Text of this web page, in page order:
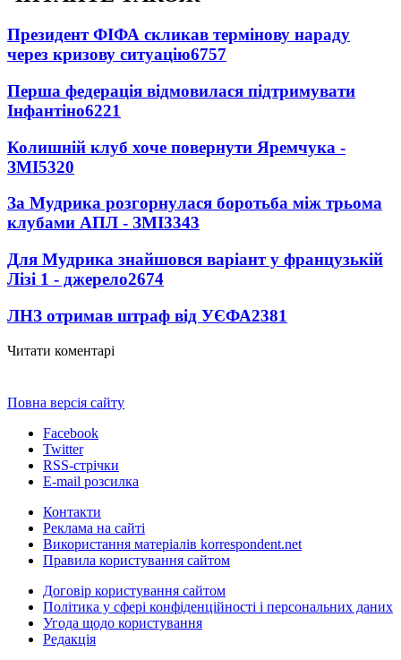
Президент ФІФА скликав термінову нараду
через кризову ситуацію6757
Перша федерація відмовилася підтримувати
Інфантіно6221
Колишній клуб хоче повернути Яремчука -
ЗМІ5320
За Мудрика розгорнулася боротьба між трьома
клубами АПЛ - ЗМІ3343
Для Мудрика знайшовся варіант у французькій
Лізі 1 - джерело2674
ЛНЗ отримав штраф від УЄФА2381
Читати коментарі
Повна версія сайту
Facebook
Twitter
RSS-стрічки
E-mail розсилка
Контакти
Реклама на сайті
Використання матеріалів korrespondent.net
Правила користування сайтом
Договір користування сайтом
Політика у сфері конфіденційності і персональних даних
Угода щодо користування
Редакція